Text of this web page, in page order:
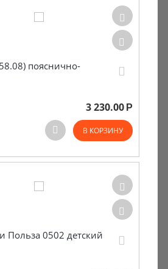
пояснично-
3 230.00 Р
В КОРЗИНУ
Польза 0502 детский